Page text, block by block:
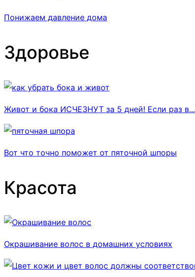
Понижаем давление дома
Здоровье
Живот и бока ИСЧЕЗНУТ за 5 дней! Если раз в...
Вот что точно поможет от пяточной шпоры
Красота
Окрашивание волос в домашних условиях